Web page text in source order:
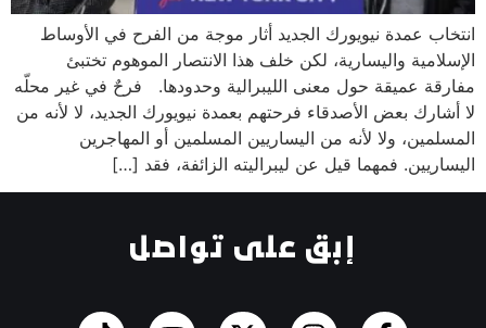
نيويورك الجديد أثار موجة من الفرح في الأوساط
واليسارية، لكن خلف هذا الانتصار الموهوم تختبئ
حول معنى الليبرالية وحدودها. فرحٌ في غير محلّه
بعض الأصدقاء فرحتهم بعمدة نيويورك الجديد، لا لأنه من
ولا لأنه من اليساريين المسلمين أو المهاجرين
فمهما قيل عن ليبراليته الزائفة، فقد […]
إبق على تواصل